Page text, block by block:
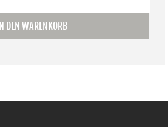
IN DEN WARENKORB